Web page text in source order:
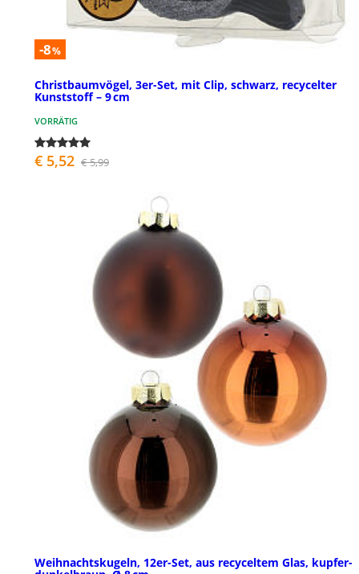
-8%
Christbaumvögel, 3er-Set, mit Clip, schwarz, recycelter
Kunststoff – 9 cm
VORRÄTIG
€ 5,52 € 5,99
Weihnachtskugeln, 12er-Set, aus recyceltem Glas, kupfer-